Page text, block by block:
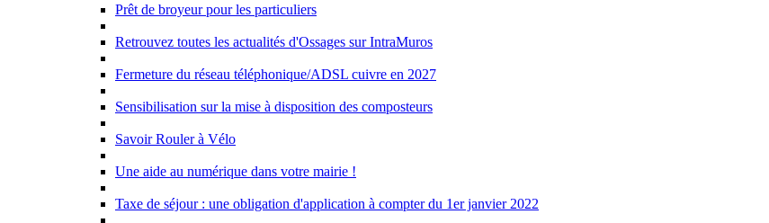
Prêt de broyeur pour les particuliers
Retrouvez toutes les actualités d'Ossages sur IntraMuros
Fermeture du réseau téléphonique/ADSL cuivre en 2027
Sensibilisation sur la mise à disposition des composteurs
Savoir Rouler à Vélo
Une aide au numérique dans votre mairie !
Taxe de séjour : une obligation d'application à compter du 1er janvier 2022